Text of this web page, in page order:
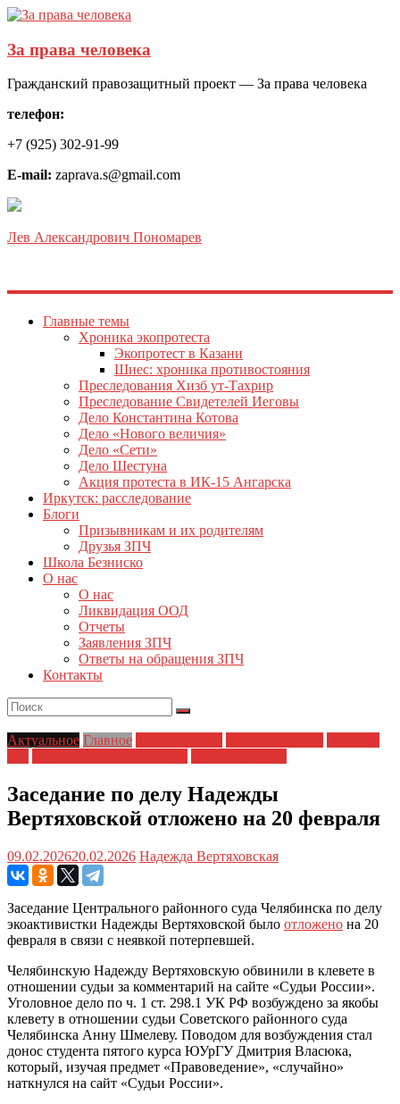
За права человека
Гражданский правозащитный проект — За права человека
телефон:
+7 (925) 302-91-99
E-mail: zaprava.s@gmail.com
Лев Александрович Пономарев
Главные темы
Хроника экопротеста
Экопротест в Казани
Шиес: хроника противостояния
Преследования Хизб ут-Тахрир
Преследование Свидетелей Иеговы
Дело Константина Котова
Дело «Нового величия»
Дело «Сети»
Дело Шестуна
Акция протеста в ИК-15 Ангарска
Иркутск: расследование
Блоги
Призывникам и их родителям
Друзья ЗПЧ
Школа Безниско
О нас
О нас
Ликвидация ООД
Отчеты
Заявления ЗПЧ
Ответы на обращения ЗПЧ
Контакты
Актуальное Главное
Заседание по делу Надежды
Вертяховской отложено на 20 февраля
09.02.202620.02.2026 Надежда Вертяховская
Заседание Центрального районного суда Челябинска по делу
экоактивистки Надежды Вертяховской было отложено на 20
февраля в связи с неявкой потерпевшей.
Челябинскую Надежду Вертяховскую обвинили в клевете в
отношении судьи за комментарий на сайте «Судьи России».
Уголовное дело по ч. 1 ст. 298.1 УК РФ возбуждено за якобы
клевету в отношении судьи Советского районного суда
Челябинска Анну Шмелеву. Поводом для возбуждения стал
донос студента пятого курса ЮУрГУ Дмитрия Власюка,
который, изучая предмет «Правоведение», «случайно»
наткнулся на сайт «Судьи России».